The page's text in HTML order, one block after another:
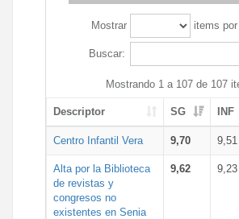
Mostrar items
Buscar:
Mostrando 1 a 107 de 107
Descriptor SG INF
Centro Infantil Vera 9,70 9,51
Alta por la Biblioteca
de revistas y
congresos no
existentes en Senia
9,62 9,23